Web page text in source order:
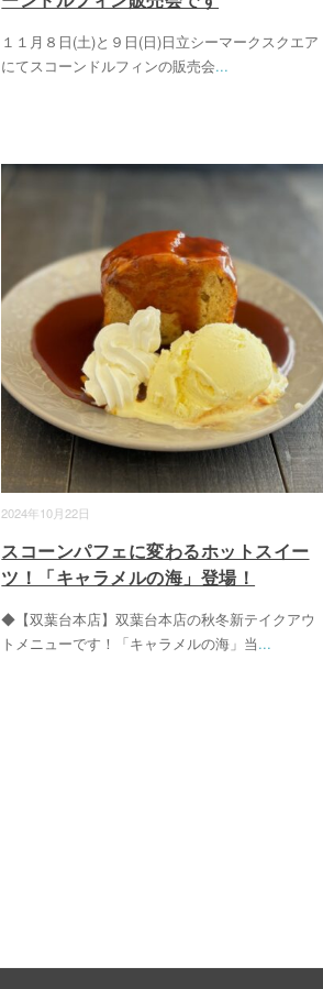
１１月８日(土)と９日(日)日立シーマークスクエア
にてスコーンドルフィンの販売会...
2024年10月22日
スコーンパフェに変わるホットスイー
ツ！「キャラメルの海」登場！
◆【双葉台本店】双葉台本店の秋冬新テイクアウ
トメニューです！「キャラメルの海」当...